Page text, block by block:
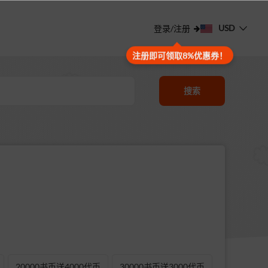
登录/注册
注册即可领取8%优惠券！
USD
搜索